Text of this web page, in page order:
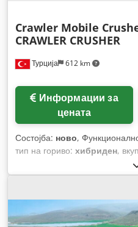
Турција 612 km
Crawler Mobile
CRAWLER CRUSHER
цената
Состојба: ново,
тип на гориво: хибриден,